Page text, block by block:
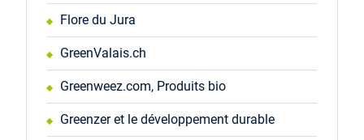
Flore du Jura
GreenValais.ch
Greenweez.com, Produits bio
Greenzer et le développement durable